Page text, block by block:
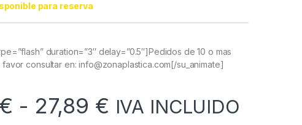
para reserva
duration=”3″ delay=”0.5″]Pedidos de 10 o mas
consultar en: info@zonaplastica.com[/su_animate]
€ - 27,89 € Rango de
IVA INCLUIDO